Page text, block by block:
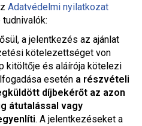
Adatvédelmi nyilatkozat
a jelentkezés az ajánlat
kötelezettséget von
kitöltője és aláírója kötelezi
esetén a részvételi
díjbekérőt az azon
átutalással vagy
. A jelentkezéseket a